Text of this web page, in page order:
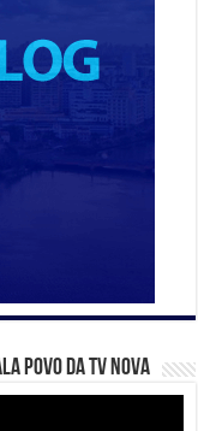
Povo da TV Nova